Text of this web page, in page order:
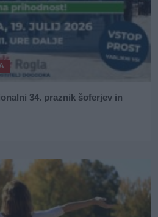
34. praznik šoferjev in